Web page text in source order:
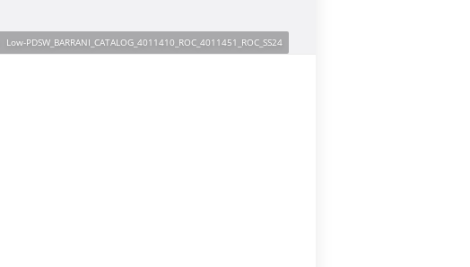
Low-PDSW_BARRANI_CATALOG_4011410_ROC_4011451_ROC_SS24